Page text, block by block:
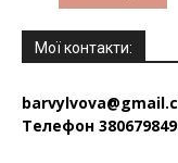
Мої контакти:
Телефон